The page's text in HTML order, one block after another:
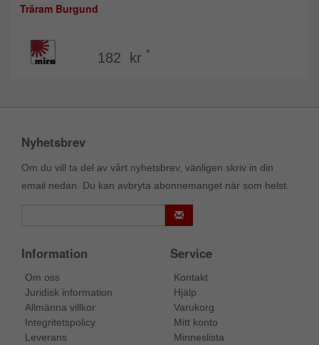
Träram Burgund
182 kr *
Nyhetsbrev
Om du vill ta del av vårt nyhetsbrev, vänligen skriv in din
email nedan. Du kan avbryta abonnemanget när som helst.
Information
Om oss
Juridisk information
Allmänna villkor
Integritetspolicy
Leverans
Service
Kontakt
Hjälp
Varukorg
Mitt konto
Minneslista